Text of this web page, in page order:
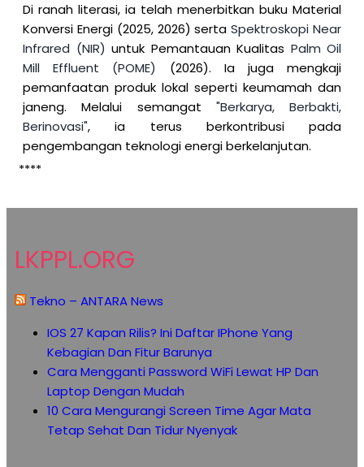
Di ranah literasi, ia telah menerbitkan buku Material
Konversi Energi (2025, 2026) sertaSpektroskopi Near
Infrared (NIR) untuk Pemantauan Kualitas Palm Oil
Mill Effluent (POME)
(2026). Ia juga mengkaji
pemanfaatan produk lokal seperti keumamah dan
janeng. Melalui semangat "Berkarya, Berbakti,
Berinovasi", ia terus berkontribusi pada
pengembangan teknologi energi berkelanjutan.
****
LKPPL.ORG
Tekno – ANTARA News
IOS 27 Kapan Rilis? Ini Daftar IPhone Yang
Kebagian Dan Fitur Barunya
Cara Mengganti Password WiFi Lewat HP Dan
Laptop Dengan Mudah
10 Cara Mengurangi Screen Time Agar Mata
Tetap Sehat Dan Tidur Nyenyak